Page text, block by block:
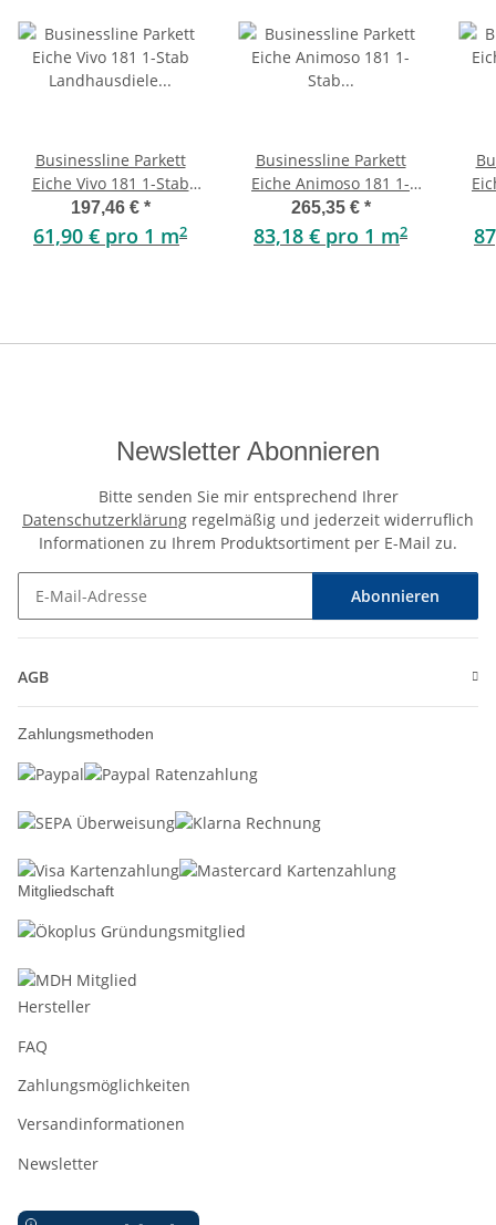
Businessline Parkett
Eiche Vivo 181 1-Stab
Landhausdiele astig,
gebürstet weiß geölt -
3,19 qm
197,46 € *
61,90 € pro 1 m2
Businessline Parkett
Eiche Animoso 181 1-
Stab Landhausdiele
lebhaft, gebürstet natur
geölt - 3,19 qm
265,35 € *
83,18 € pro 1 m2
Newsletter Abonnieren
Bitte senden Sie mir entsprechend Ihrer
Datenschutzerklärung regelmäßig und jederzeit widerruflich
Informationen zu Ihrem Produktsortiment per E-Mail zu.
Abonnieren
AGB
Zahlungsmethoden
Mitgliedschaft
Hersteller
FAQ
Zahlungsmöglichkeiten
Versandinformationen
Newsletter